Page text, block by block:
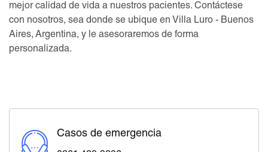
mejor calidad de vida a nuestros pacientes. Contáctese
con nosotros, sea donde se ubique en Villa Luro - Buenos
Aires, Argentina, y le asesoraremos de forma
personalizada.
Casos de emergencia